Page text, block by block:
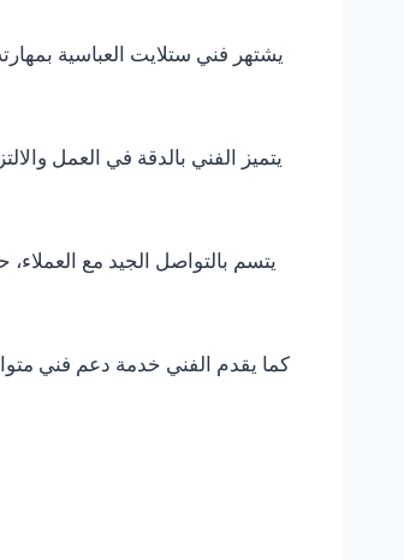
يشتهر فني ستلايت العباسية
يتميز الفني بالدقة في العمل
يتسم بالتواصل الجيد مع
كما يقدم الفني خدمة دعم فني